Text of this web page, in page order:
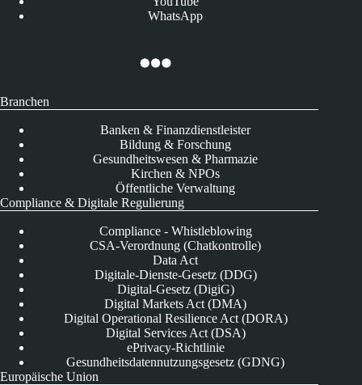
WhatsApp
Branchen
Banken & Finanzdienstleister
Bildung & Forschung
Gesundheitswesen & Pharmazie
Kirchen & NPOs
Öffentliche Verwaltung
Compliance & Digitale Regulierung
Compliance - Whistleblowing
CSA-Verordnung (Chatkontrolle)
Data Act
Digitale-Dienste-Gesetz (DDG)
Digital-Gesetz (DigiG)
Digital Markets Act (DMA)
Digital Operational Resilience Act (DORA)
Digital Services Act (DSA)
ePrivacy-Richtlinie
Gesundheitsdatennutzungsgesetz (GDNG)
Europäische Union